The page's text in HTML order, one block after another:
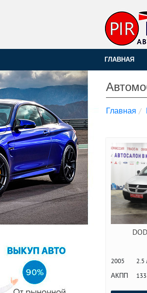
ГЛАВНАЯ
Главная
2005 2.5
АКПП